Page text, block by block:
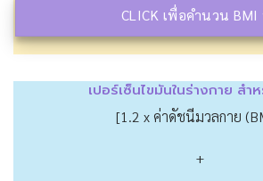
CLICK เพื่อคำนวน
เปอร์เซ็นไขมันในร่างกาย สำ
[1.2 x ค่าดัชนีมวลกาย
+